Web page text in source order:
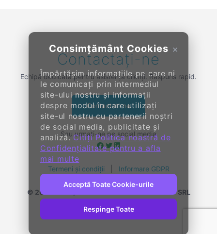
×
Consimțământ Cookies
Împărtășim informațiile pe care ni
le comunicați prin intermediul
site-ului nostru și informații
despre modul în care utilizați
site-ul nostru cu partenerii noștri
de social media, publicitate și
analiză.Citiți Politica noastră de
Confidențialitate pentru a afla
mai multe
Acceptă Toate Cookie-urile
Respinge Toate
Contactați-ne
Echipă dedicată pentru asistență clienți. Răspuns rapid.
Contactați-ne
Sau urmați-ne pe social media
Termeni și condiții Informare GDPR
© 2014-
2026, KENDALL ENTERPRISE GROUP SRL